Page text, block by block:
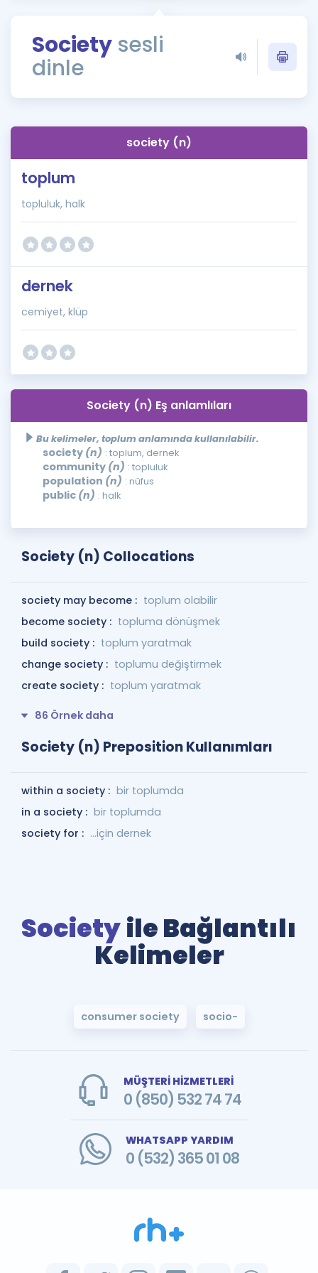
Rehberlik Aracı
ÖSYM Sınav Takvimi
İngilizce Gramer
Society sesli
dinle
society (n)
toplum
topluluk, halk
dernek
cemiyet, klüp
Society (n) Eş anlamlıları
Bu kelimeler, toplum anlamında kullanılabilir.
society (n) : toplum, dernek
community (n) : topluluk
population (n) : nüfus
public (n) : halk
Society (n) Collocations
society may become : toplum olabilir
become society : topluma dönüşmek
build society : toplum yaratmak
change society : toplumu değiştirmek
create society : toplum yaratmak
86 Örnek daha
Society (n) Preposition Kullanımları
within a society : bir toplumda
in a society : bir toplumda
society for : ...için dernek
Societyile Bağlantılı
Kelimeler
consumer society socio-
MÜŞTERİ HİZMETLERİ
0 (850) 532 74 74
WHATSAPP YARDIM
0 (532) 365 01 08